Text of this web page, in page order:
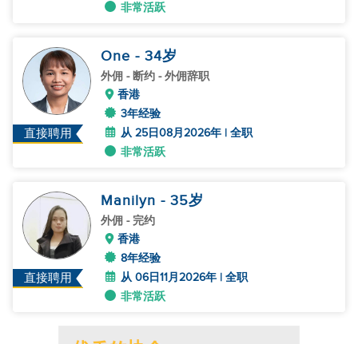
非常活跃
直接聘用
One - 34岁
外佣 - 断约 - 外佣辞职
香港
3年经验
从 25日08月2026年 | 全职
非常活跃
直接聘用
Manilyn - 35岁
外佣 - 完约
香港
8年经验
从 06日11月2026年 | 全职
非常活跃